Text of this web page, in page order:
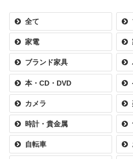
全て
家電
ブランド家具
本・CD・DVD
カメラ
時計・貴金属
自転車